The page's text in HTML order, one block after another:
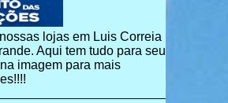
lojas em Luis Correia
Aqui tem tudo para seu
imagem para mais